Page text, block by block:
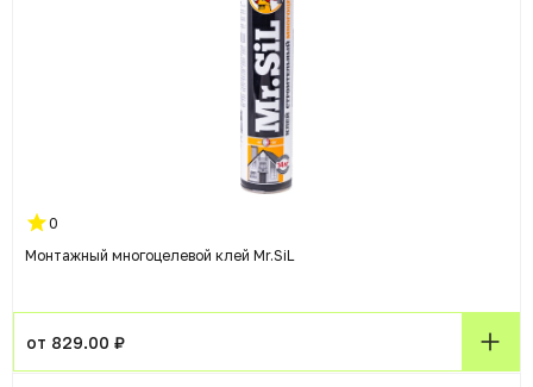
0
Монтажный многоцелевой клей Mr.SiL
от 829.00 ₽